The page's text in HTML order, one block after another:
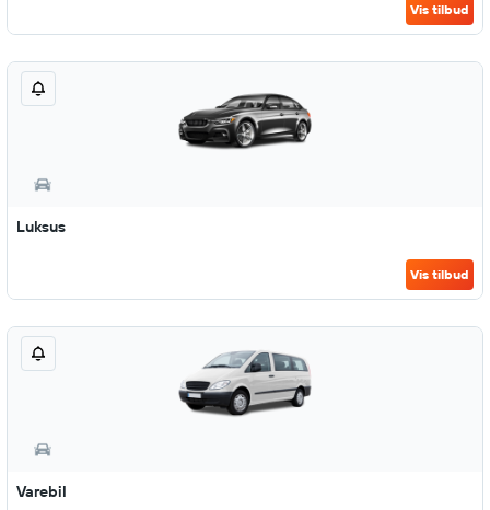
Vis tilbud
Luksus
Vis tilbud
Varebil